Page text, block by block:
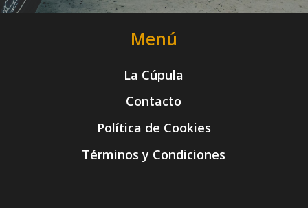
Menú
La Cúpula
Contacto
Política de Cookies
Términos y Condiciones